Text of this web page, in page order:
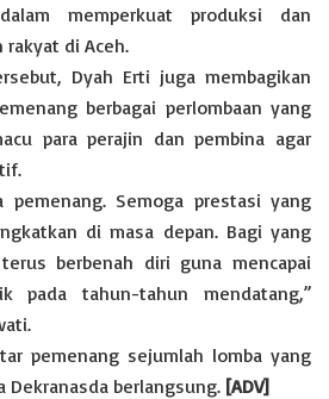
memperkuat produksi dan
di Aceh.
Dyah Erti juga membagikan
berbagai perlombaan yang
para perajin dan pembina agar
pemenang. Semoga prestasi yang
di masa depan. Bagi yang
berbenah diri guna mencapai
pada tahun-tahun mendatang,”
pemenang sejumlah lomba yang
Dekranasda berlangsung. [ADV]